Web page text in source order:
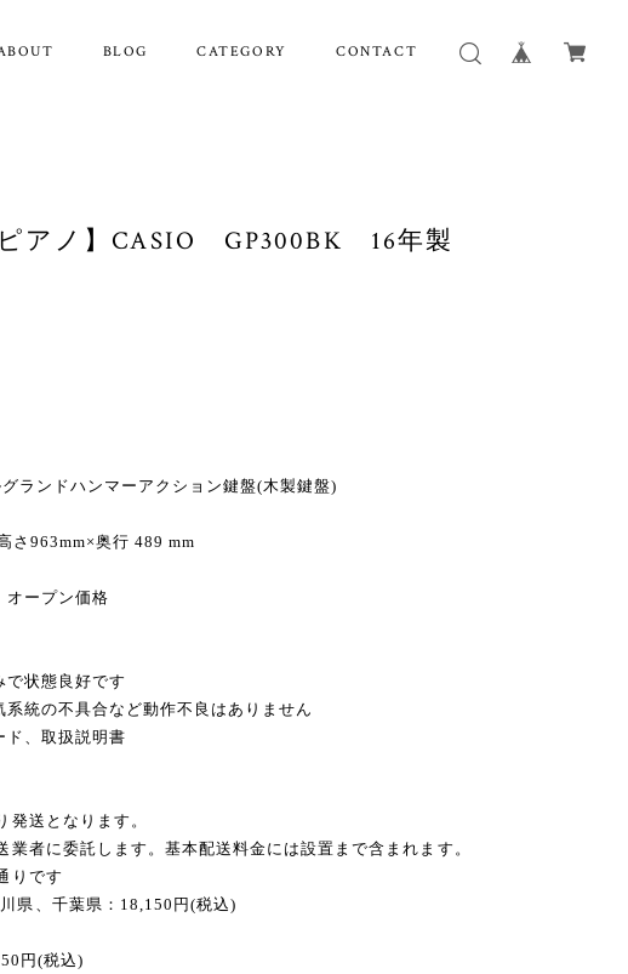
BLOG CATEGORY CONTACT
アノ】CASIO GP300BK 16年製
ランドハンマーアクション鍵盤(木製鍵盤)
さ963mm×奥行 489 mm
ープン価格
状態良好です
統の不具合など動作不良はありません
、取扱説明書
発送となります。
業者に委託します。基本配送料金には設置まで含まれます。
りです
県、千葉県：18,150円(税込)
円(税込)